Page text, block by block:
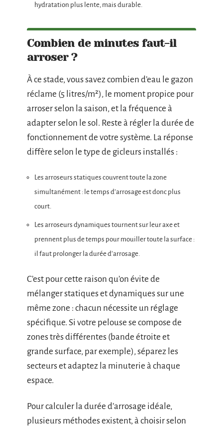
hydratation plus lente, mais durable.
Combien de minutes faut-il
arroser ?
À ce stade, vous savez combien d’eau le gazon
réclame (5 litres/m²), le moment propice pour
arroser selon la saison, et la fréquence à
adapter selon le sol. Reste à régler la durée de
fonctionnement de votre système. La réponse
diffère selon le type de gicleurs installés :
Les arroseurs statiques couvrent toute la zone
simultanément : le temps d’arrosage est donc plus
court.
Les arroseurs dynamiques tournent sur leur axe et
prennent plus de temps pour mouiller toute la surface :
il faut prolonger la durée d’arrosage.
C’est pour cette raison qu’on évite de
mélanger statiques et dynamiques sur une
même zone : chacun nécessite un réglage
spécifique. Si votre pelouse se compose de
zones très différentes (bande étroite et
grande surface, par exemple), séparez les
secteurs et adaptez la minuterie à chaque
espace.
Pour calculer la durée d’arrosage idéale,
plusieurs méthodes existent, à choisir selon